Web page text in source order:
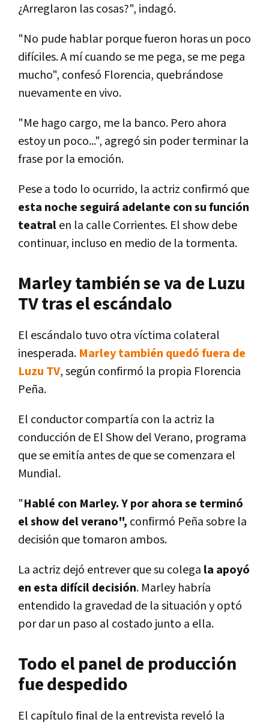
¿Arreglaron las cosas?", indagó.
"No pude hablar porque fueron horas un poco
difíciles. A mí cuando se me pega, se me pega
mucho", confesó Florencia, quebrándose
nuevamente en vivo.
"Me hago cargo, me la banco. Pero ahora
estoy un poco...", agregó sin poder terminar la
frase por la emoción.
Pese a todo lo ocurrido, la actriz confirmó que
esta noche seguirá adelante con su función
teatralen la calle Corrientes. El show debe
continuar, incluso en medio de la tormenta.
Marley también se va de Luzu
TV tras el escándalo
El escándalo tuvo otra víctima colateral
inesperada. Marley también quedó fuera de
Luzu TV, según confirmó la propia Florencia
Peña.
El conductor compartía con la actriz la
conducción de El Show del Verano, programa
que se emitía antes de que se comenzara el
Mundial.
"Hablé con Marley. Y por ahora se terminó
el show del verano", confirmó Peña sobre la
decisión que tomaron ambos.
La actriz dejó entrever que su colega la apoyó
en esta difícil decisión. Marley habría
entendido la gravedad de la situación y optó
por dar un paso al costado junto a ella.
Todo el panel de producción
fue despedido
El capítulo final de la entrevista reveló la